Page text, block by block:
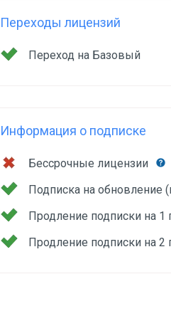
Переходы лицензий
Переход на Базовый
Информация о подписке
Бессрочные лицензии
Подписка на обновление
Продление подписки на 1
Продление подписки на 2